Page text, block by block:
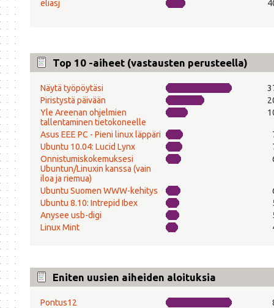
eliasj
Top 10 -aiheet (vastausten perusteella)
Näytä työpöytäsi
Piristystä päivään
Yle Areenan ohjelmien
tallentaminen tietokoneelle
Asus EEE PC - Pieni linux läppäri
Ubuntu 10.04: Lucid Lynx
Onnistumiskokemuksesi
Ubuntun/Linuxin kanssa (vain
iloa ja riemua)
Ubuntu Suomen WWW-kehitys
Ubuntu 8.10: Intrepid Ibex
Anysee usb-digi
Linux Mint
Eniten uusien aiheiden aloituksia
Pontus12